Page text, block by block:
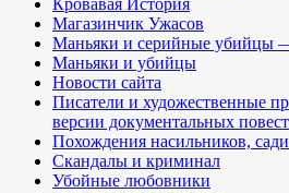
Магазинчик Ужасов
Маньяки и серийные убийцы
Маньяки и убийцы
Новости сайта
Писатели и художественные
версии документальных
Похождения насильников,
Скандалы и криминал
Убойные любовники